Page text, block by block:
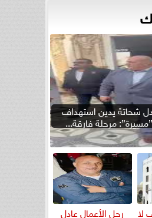
شحاتة يدين استهداف
”مسيرة”: مرحلة فارقة...
لا رجل الأعمال عادل